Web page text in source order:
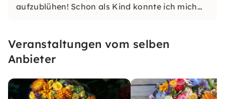
aufzublühen! Schon als Kind konnte ich mich
meiner Kurse und bereichere dein Pflanzen- und
Blumenhintergrund!
Veranstaltungen vom selben
Anbieter